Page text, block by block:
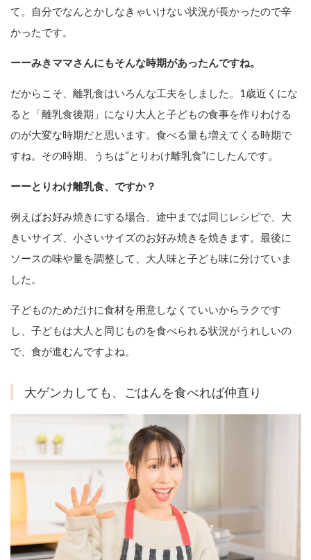
て。自分でなんとかしなきゃいけない状況が長かったので辛
かったです。
ーーみきママさんにもそんな時期があったんですね。
だからこそ、離乳食はいろんな工夫をしました。1歳近くにな
ると「離乳食後期」になり大人と子どもの食事を作りわける
のが大変な時期だと思います。食べる量も増えてくる時期で
すね。その時期、うちは“とりわけ離乳食”にしたんです。
ーーとりわけ離乳食、ですか？
例えばお好み焼きにする場合、途中までは同じレシピで、大
きいサイズ、小さいサイズのお好み焼きを焼きます。最後に
ソースの味や量を調整して、大人味と子ども味に分けていま
した。
子どものためだけに食材を用意しなくていいからラクです
し、子どもは大人と同じものを食べられる状況がうれしいの
で、食が進むんですよね。
大ゲンカしても、ごはんを食べれば仲直り